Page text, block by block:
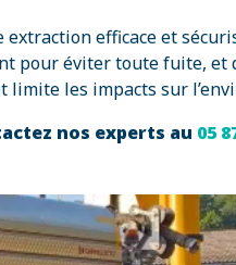
efficace et
pour éviter toute fuite,
limite les impacts sur
nos experts au 05